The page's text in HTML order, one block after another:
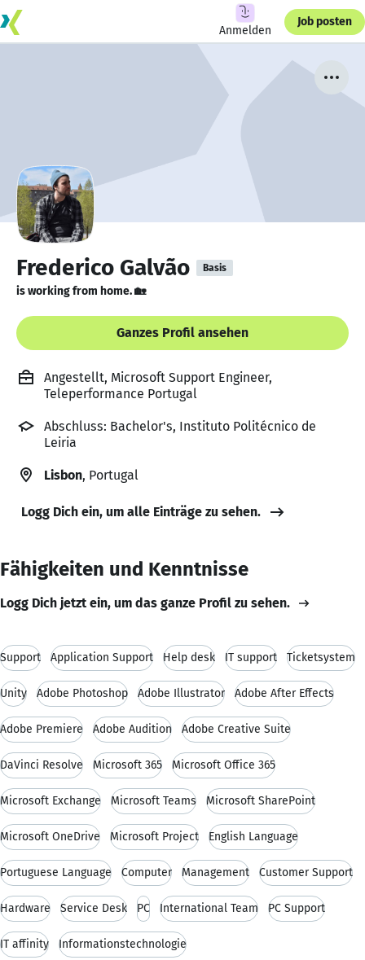
Anmelden
Job posten
Frederico Galvão Basis
is working from home. 🏡
Ganzes Profil ansehen
Angestellt, Microsoft Support Engineer,
Teleperformance Portugal
Abschluss: Bachelor's, Instituto Politécnico de
Leiria
Lisbon, Portugal
Logg Dich ein, um alle Einträge zu sehen.
Fähigkeiten und Kenntnisse
Logg Dich jetzt ein, um das ganze Profil zu sehen.
Support Application Support Help desk IT support Ticketsystem
Unity Adobe Photoshop Adobe Illustrator Adobe After Effects
Adobe Premiere Adobe Audition Adobe Creative Suite
DaVinci Resolve Microsoft 365 Microsoft Office 365
Microsoft Exchange Microsoft Teams Microsoft SharePoint
Microsoft OneDrive Microsoft Project English Language
Portuguese Language Computer Management Customer Support
Hardware Service Desk PC International Team PC Support
IT affinity Informationstechnologie